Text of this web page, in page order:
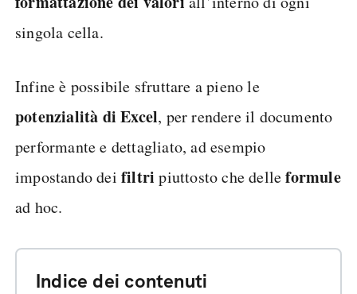
singola cella.
Infine è possibile sfruttare a pieno le
potenzialità di Excel, per rendere il documento
performante e dettagliato, ad esempio
impostando dei filtri piuttosto che delleformule
ad hoc.
Indice dei contenuti